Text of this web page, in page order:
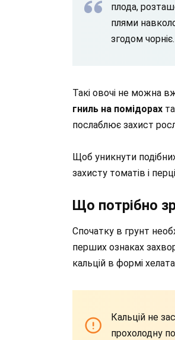
плода,
плями
згодом чорніє.
Такі овочі не можна
гниль на помідорах
послаблює захист
Щоб уникнути
захисту томатів і
Що потрібно
Спочатку в грунт
перших ознаках
кальцій в формі
Кальцій не
прохолодну